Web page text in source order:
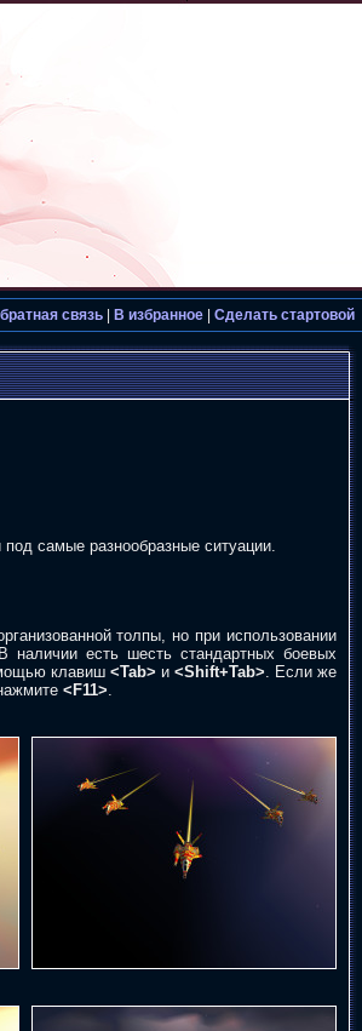
связь В избранное Сделать стартовой
самые разнообразные ситуации.
толпы, но при использовании
наличии есть шесть стандартных боевых
клавиш <Tab> и <Shift+Tab> . Если же
<F11>